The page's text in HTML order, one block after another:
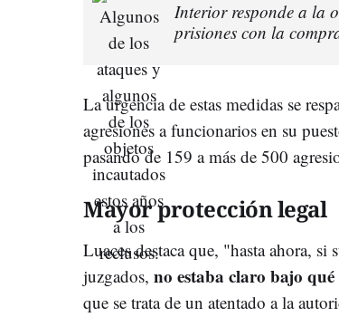
Interior responde a la
prisiones con la
La urgencia de estas medidas se
agresiones a funcionarios en su
pasando de 159 a más de 500
Mayor protección legal
Luaces destaca que, "hasta ahora,
juzgados, no estaba claro bajo
que se trata de un atentado a la